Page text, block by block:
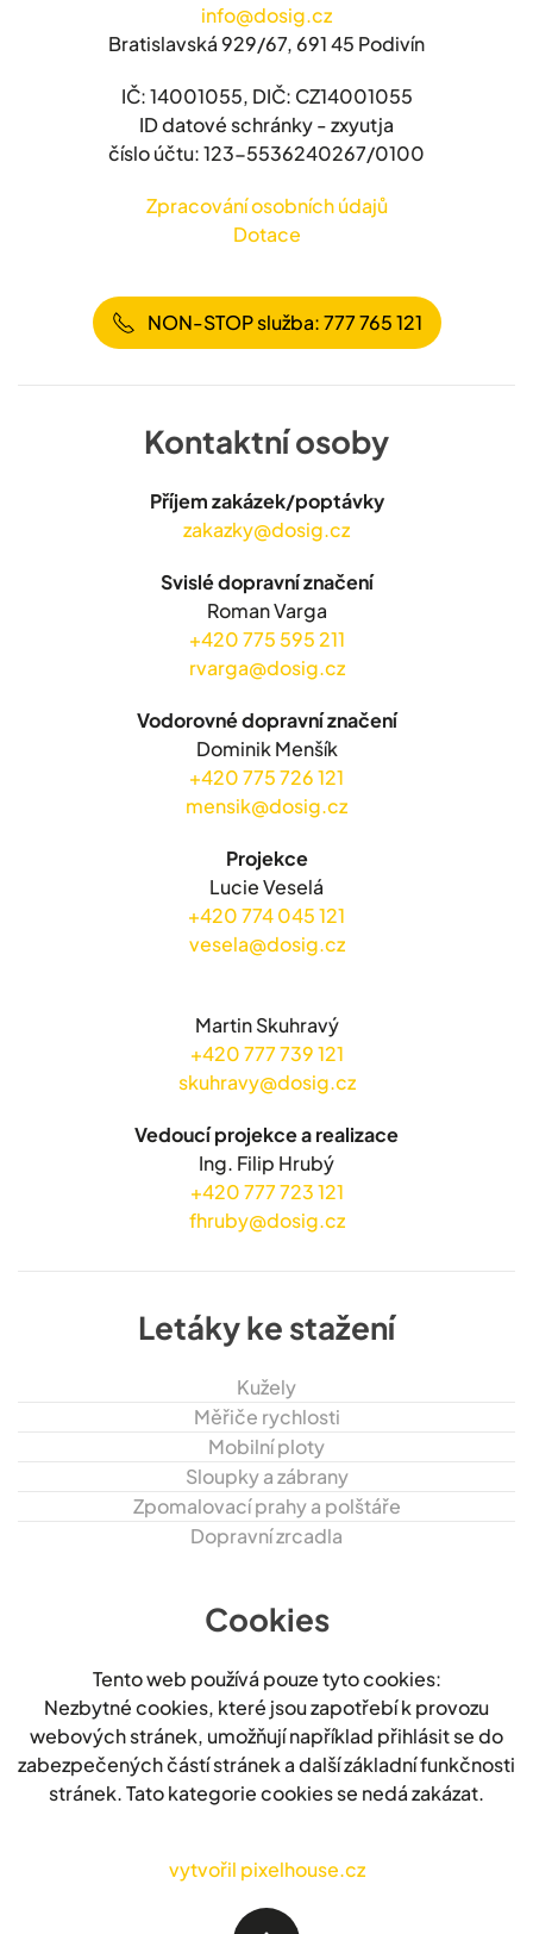
info@dosig.cz
Bratislavská 929/67, 691 45 Podivín
IČ: 14001055, DIČ: CZ14001055
ID datové schránky - zxyutja
číslo účtu: 123-5536240267/0100
Zpracování osobních údajů
Dotace
NON-STOP služba: 777 765 121
Kontaktní osoby
Příjem zakázek/poptávky
zakazky@dosig.cz
Svislé dopravní značení
Roman Varga
+420 775 595 211
rvarga@dosig.cz
Vodorovné dopravní značení
Dominik Menšík
+420 775 726 121
mensik@dosig.cz
Projekce
Lucie Veselá
+420 774 045 121
vesela@dosig.cz
Martin Skuhravý
+420 777 739 121
skuhravy@dosig.cz
Vedoucí projekce a realizace
Ing. Filip Hrubý
+420 777 723 121
fhruby@dosig.cz
Letáky ke stažení
Kužely
Měřiče rychlosti
Mobilní ploty
Sloupky a zábrany
Zpomalovací prahy a polštáře
Dopravní zrcadla
Cookies
Tento web používá pouze tyto cookies:
Nezbytné cookies, které jsou zapotřebí k provozu
webových stránek, umožňují například přihlásit se do
zabezpečených částí stránek a další základní funkčnosti
stránek. Tato kategorie cookies se nedá zakázat.
vytvořil pixelhouse.cz